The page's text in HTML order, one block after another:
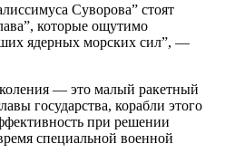
Суворова” стоят
которые ощутимо
ядерных морских сил”, —
— это малый ракетный
государства, корабли этого
при решении
специальной военной